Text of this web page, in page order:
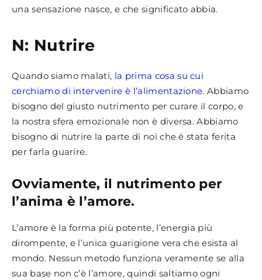
una sensazione nasce, e che significato abbia.
N: Nutrire
Quando siamo malati, la prima cosa su cui
cerchiamo di intervenire è l’alimentazione. Abbiamo
bisogno del giusto nutrimento per curare il corpo, e
la nostra sfera emozionale non è diversa. Abbiamo
bisogno di nutrire la parte di noi che è stata ferita
per farla guarire.
Ovviamente, il nutrimento per
l’anima è l’amore.
L’amore è la forma più potente, l’energia più
dirompente, e l’unica guarigione vera che esista al
mondo. Nessun metodo funziona veramente se alla
sua base non c’è l’amore, quindi saltiamo ogni